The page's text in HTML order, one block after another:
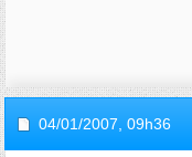
04/01/2007, 09h36